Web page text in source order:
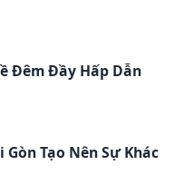
Đêm Đầy Hấp Dẫn
Gòn Tạo Nên Sự Khác